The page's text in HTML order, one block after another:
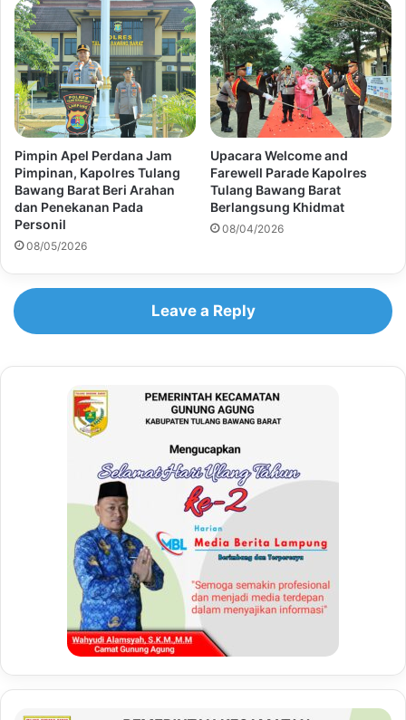
Pimpin Apel Perdana Jam
Pimpinan, Kapolres Tulang
Bawang Barat Beri Arahan
dan Penekanan Pada
Personil
08/05/2026
Upacara Welcome and
Farewell Parade Kapolres
Tulang Bawang Barat
Berlangsung Khidmat
08/04/2026
Leave a Reply